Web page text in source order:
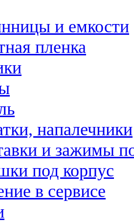
и емкости
пленка
напалечники
и зажимы
под корпус
в сервисе